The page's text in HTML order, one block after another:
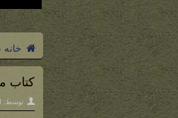
خانه
کتاب
توسط: